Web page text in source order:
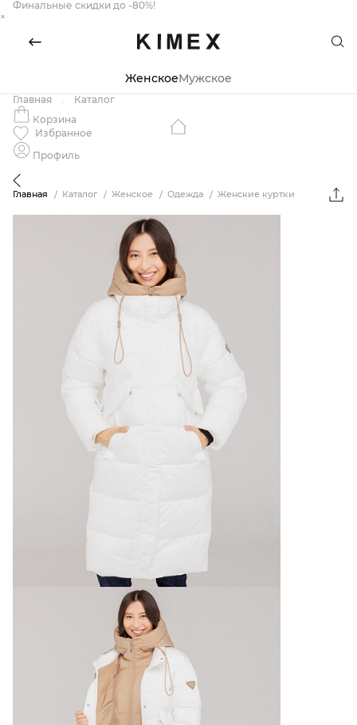
Финальные скидки до -80%!
×
ЖенскоеМужское
Главная
Каталог
Корзина
Избранное
Профиль
Главная Каталог Женское Одежда Женские куртки